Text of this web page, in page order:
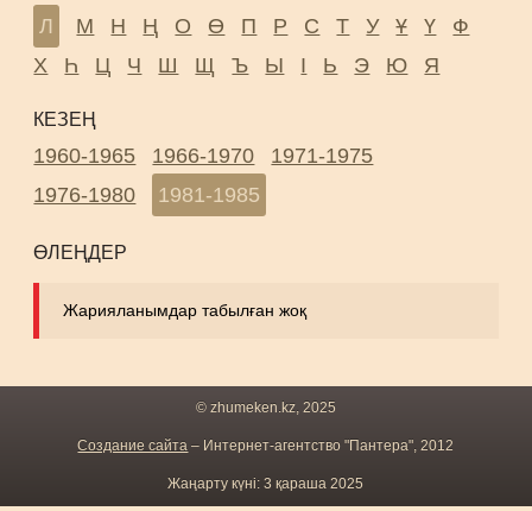
Л
М Н Ң О Ө П Р С Т У Ұ Ү
Ф
Х
Һ Ц Ч Ш Щ Ъ Ы І Ь Э Ю Я
КЕЗЕҢ
1960-1965 1966-1970
1971-1975
1976-1980
1981-1985
ӨЛЕҢДЕР
Жарияланымдар табылған жоқ
© zhumeken.kz, 2025
Создание сайта – Интернет-агентство "Пантера", 2012
Жаңарту күні: 3 қараша 2025